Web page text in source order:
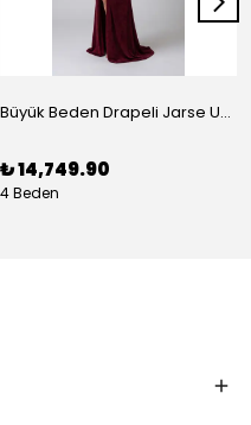
Büyük Beden Drapeli Jarse Uzun Abiye Elbise Bordo
₺ 14,749.90
4 Beden